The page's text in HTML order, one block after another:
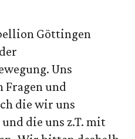
Göttingen
Uns
und
die wir uns
die uns z.T. mit